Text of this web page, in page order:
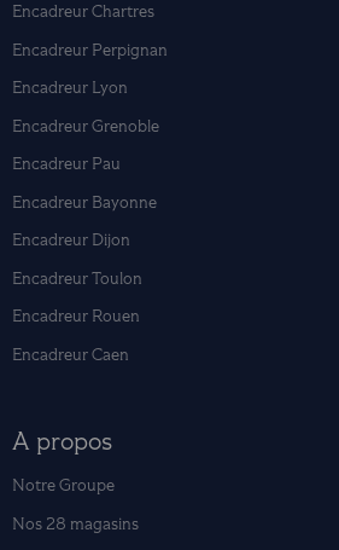
Encadreur Chartres
Encadreur Perpignan
Encadreur Lyon
Encadreur Grenoble
Encadreur Pau
Encadreur Bayonne
Encadreur Dijon
Encadreur Toulon
Encadreur Rouen
Encadreur Caen
A propos
Notre Groupe
Nos 28 magasins